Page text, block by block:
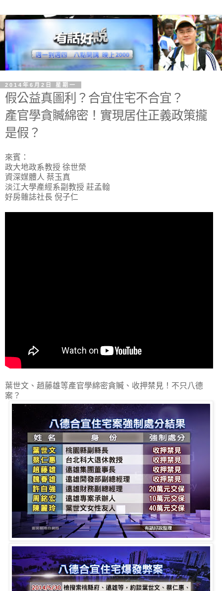
2014年6月2日 星期一
假公益真圖利？合宜住宅不合宜？
產官學貪贓綿密！實現居住正義政策攏
是假？
來賓：
政大地政系教授 徐世榮
資深媒體人 蔡玉真
淡江大學產經系副教授 莊孟翰
好房雜誌社長 倪子仁
葉世文、趙藤雄等產官學綿密貪贓、收押禁見！不只八德
案？